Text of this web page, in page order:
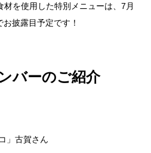
を使用した特別メニューは、7月
披露目予定です！
バーのご紹介
」古賀さん